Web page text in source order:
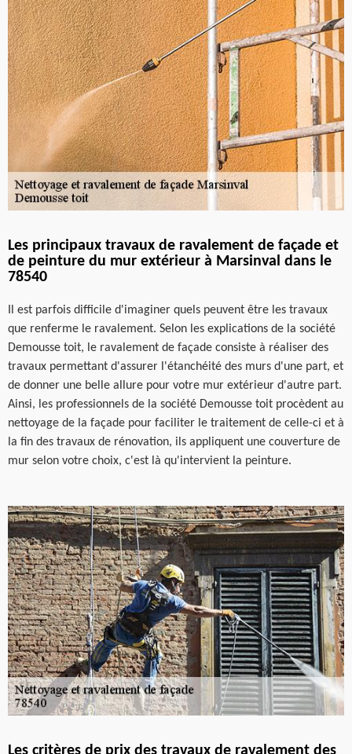
Les principaux travaux de ravalement de façade et
de peinture du mur extérieur à Marsinval dans le
78540
Il est parfois difficile d'imaginer quels peuvent être les travaux
que renferme le ravalement. Selon les explications de la société
Demousse toit, le ravalement de façade consiste à réaliser des
travaux permettant d'assurer l'étanchéité des murs d'une part, et
de donner une belle allure pour votre mur extérieur d'autre part.
Ainsi, les professionnels de la société Demousse toit procèdent au
nettoyage de la façade pour faciliter le traitement de celle-ci et à
la fin des travaux de rénovation, ils appliquent une couverture de
mur selon votre choix, c'est là qu'intervient la peinture.
Les critères de prix des travaux de ravalement des